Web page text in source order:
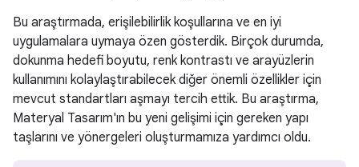
Bu araştırmada, erişilebilirlik koşullarına ve en iyi
uygulamalara uymaya özen gösterdik. Birçok durumda,
dokunma hedefi boyutu, renk kontrastı ve arayüzlerin
kullanımını kolaylaştırabilecek diğer önemli özellikler için
mevcut standartları aşmayı tercih ettik. Bu araştırma,
Materyal Tasarım'ın bu yeni gelişimi için gereken yapı
taşlarını ve yönergeleri oluşturmamıza yardımcı oldu.